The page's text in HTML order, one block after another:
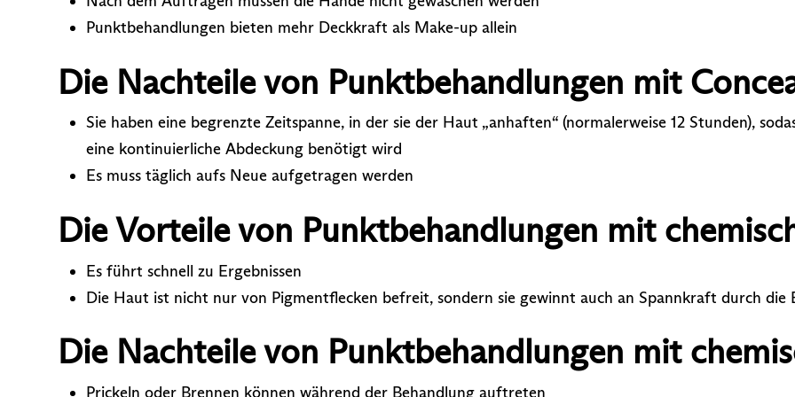
Punktbehandlungen bieten mehr Deckkraft als Make-up allein
Die Nachteile von Punktbehandlungen mit
Sie haben eine begrenzte Zeitspanne, in der sie der Haut „anhaften“ (normalerweise 12 Stunden),
eine kontinuierliche Abdeckung benötigt wird
Es muss täglich aufs Neue aufgetragen werden
Die Vorteile von Punktbehandlungen mit
Es führt schnell zu Ergebnissen
Die Haut ist nicht nur von Pigmentflecken befreit, sondern sie gewinnt auch an Spannkraft durch die
Die Nachteile von Punktbehandlungen mit
Prickeln oder Brennen können während der Behandlung auftreten